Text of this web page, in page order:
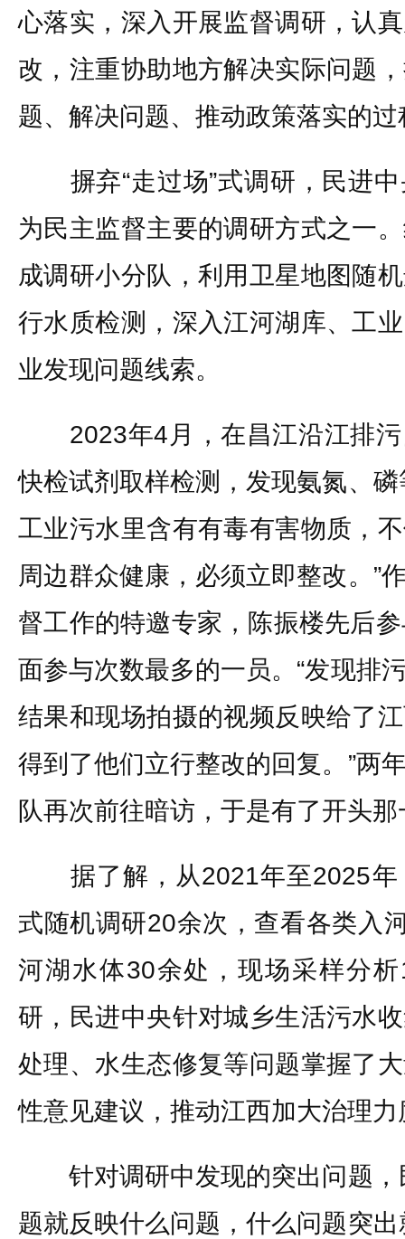
心落实，深入开展监督调研，认
改，注重协助地方解决实际问题
题、解决问题、推动政策落实的过
摒弃“走过场”式调研，民进中
为民主监督主要的调研方式之一
成调研小分队，利用卫星地图随
行水质检测，深入江河湖库、工
业发现问题线索。
2023年4月，在昌江沿江排污
快检试剂取样检测，发现氨氮、
工业污水里含有有毒有害物质，
周边群众健康，必须立即整改。”
督工作的特邀专家，陈振楼先后
面参与次数最多的一员。“发现排
结果和现场拍摄的视频反映给了
得到了他们立行整改的回复。”两
队再次前往暗访，于是有了开头那
据了解，从2021年至2025年
式随机调研20余次，查看各类入
河湖水体30余处，现场采样分
研，民进中央针对城乡生活污水
处理、水生态修复等问题掌握了
性意见建议，推动江西加大治理
针对调研中发现的突出问题，
题就反映什么问题，什么问题突